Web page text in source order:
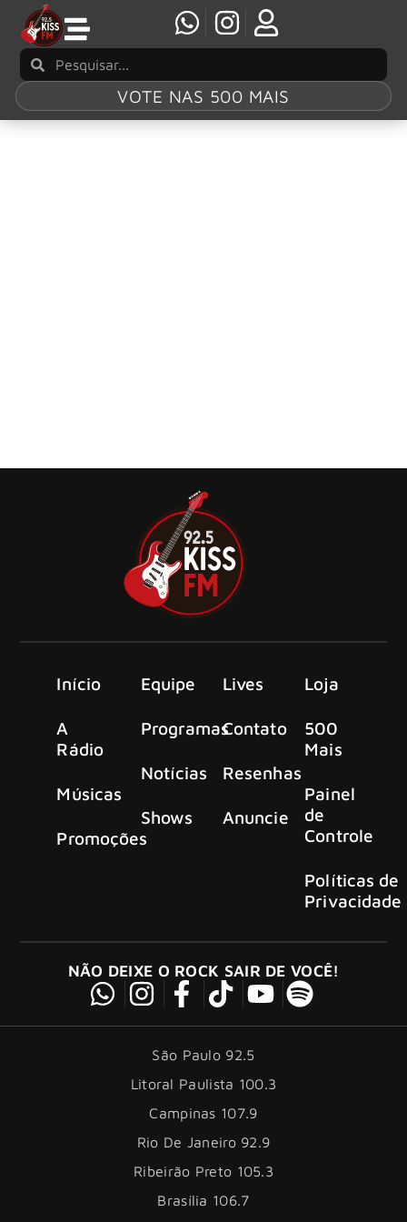
VOTE NAS 500 MAIS
Início
A
Rádio
Músicas
Promoções
Equipe
Programas
Notícias
Shows
Lives
Contato
Resenhas
Anuncie
Loja
500
Mais
Painel
de
Controle
Políticas de
Privacidade
NÃO DEIXE O ROCK SAIR DE VOCÊ!
São Paulo 92.5
Litoral Paulista 100.3
Campinas 107.9
Rio De Janeiro 92.9
Ribeirão Preto 105.3
Brasília 106.7